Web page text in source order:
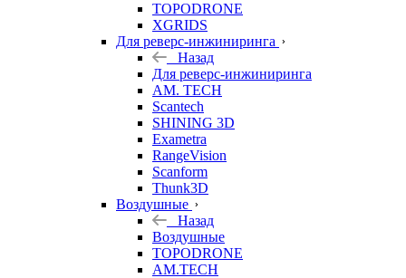
TOPODRONE
XGRIDS
Для реверс-инжиниринга
Назад
Для реверс-инжиниринга
AM. TECH
Scantech
SHINING 3D
Exametra
RangeVision
Scanform
Thunk3D
Воздушные
Назад
Воздушные
TOPODRONE
AM.TECH